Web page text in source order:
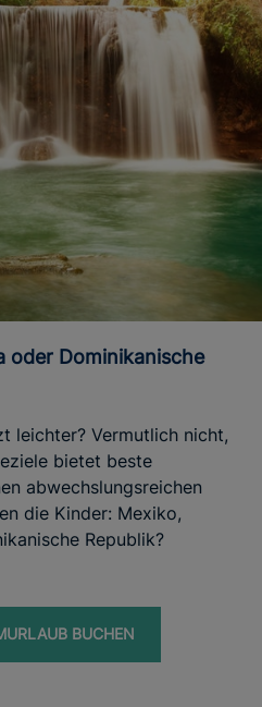
leichter? Vermutlich nicht,
bietet beste
abwechslungsreichen
die Kinder: Mexiko,
Republik?
BUCHEN